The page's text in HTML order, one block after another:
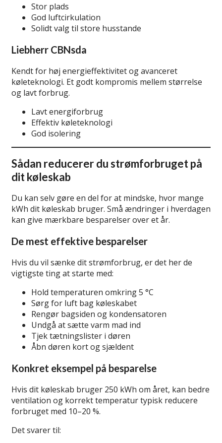
Stor plads
God luftcirkulation
Solidt valg til store husstande
Liebherr CBNsda
Kendt for høj energieffektivitet og avanceret
køleteknologi. Et godt kompromis mellem størrelse
og lavt forbrug.
Lavt energiforbrug
Effektiv køleteknologi
God isolering
Sådan reducerer du strømforbruget på
dit køleskab
Du kan selv gøre en del for at mindske, hvor mange
kWh dit køleskab bruger. Små ændringer i hverdagen
kan give mærkbare besparelser over et år.
De mest effektive besparelser
Hvis du vil sænke dit strømforbrug, er det her de
vigtigste ting at starte med:
Hold temperaturen omkring 5 °C
Sørg for luft bag køleskabet
Rengør bagsiden og kondensatoren
Undgå at sætte varm mad ind
Tjek tætningslister i døren
Åbn døren kort og sjældent
Konkret eksempel på besparelse
Hvis dit køleskab bruger 250 kWh om året, kan bedre
ventilation og korrekt temperatur typisk reducere
forbruget med 10–20 %.
Det svarer til: